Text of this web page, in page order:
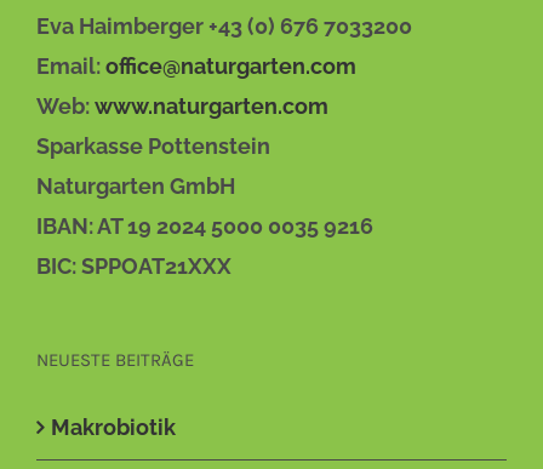
Eva Haimberger +43 (0) 676 7033200
Email:office@naturgarten.com
Web:www.naturgarten.com
Sparkasse Pottenstein
Naturgarten GmbH
IBAN: AT 19 2024 5000 0035 9216
BIC: SPPOAT21XXX
NEUESTE BEITRÄGE
Makrobiotik